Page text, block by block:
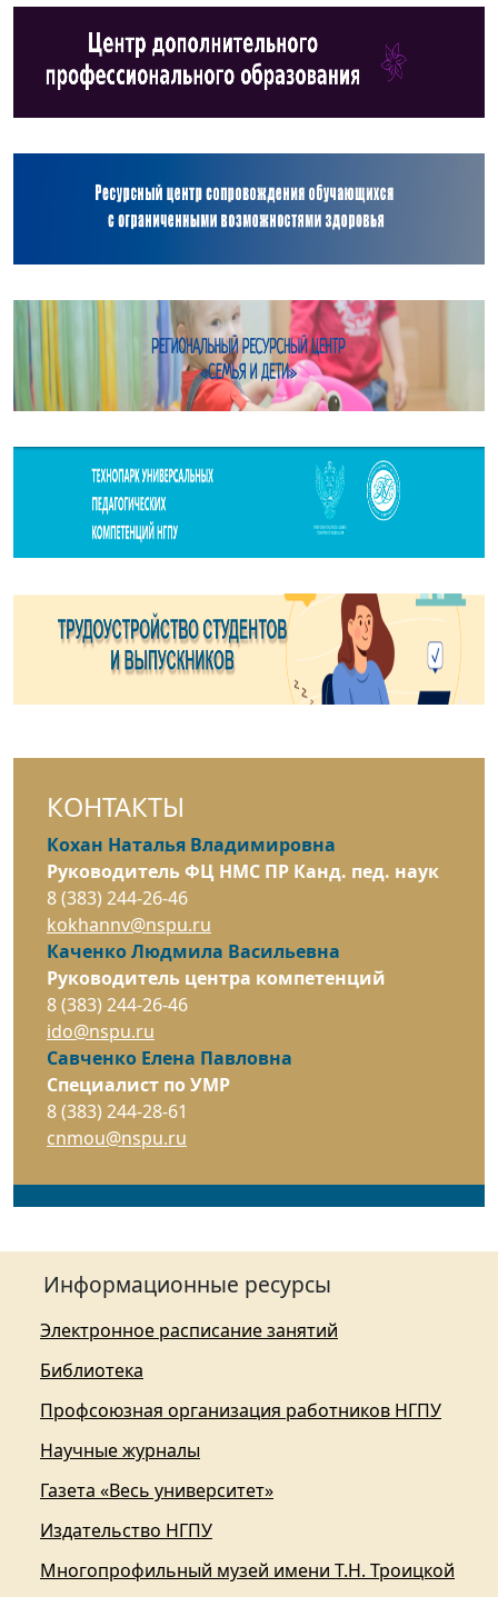
КОНТАКТЫ
Кохан Наталья Владимировна
Руководитель ФЦ НМС ПР Канд. пед. наук
8 (383) 244-26-46
kokhannv@nspu.ru
Каченко Людмила Васильевна
Руководитель центра компетенций
8 (383) 244-26-46
ido@nspu.ru
Савченко Елена Павловна
Специалист по УМР
8 (383) 244-28-61
cnmou@nspu.ru
Информационные ресурсы
Электронное расписание занятий
Библиотека
Профсоюзная организация работников НГПУ
Научные журналы
Газета «Весь университет»
Издательство НГПУ
Многопрофильный музей имени Т.Н. Троицкой